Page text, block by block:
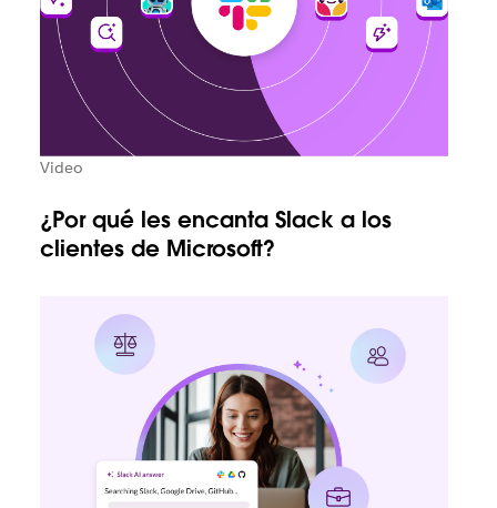
Video
¿Por qué les encanta Slack a los
clientes de Microsoft?